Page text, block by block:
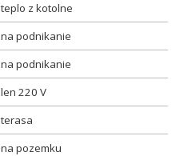
teplo z kotolne
na podnikanie
na podnikanie
len 220 V
terasa
na pozemku